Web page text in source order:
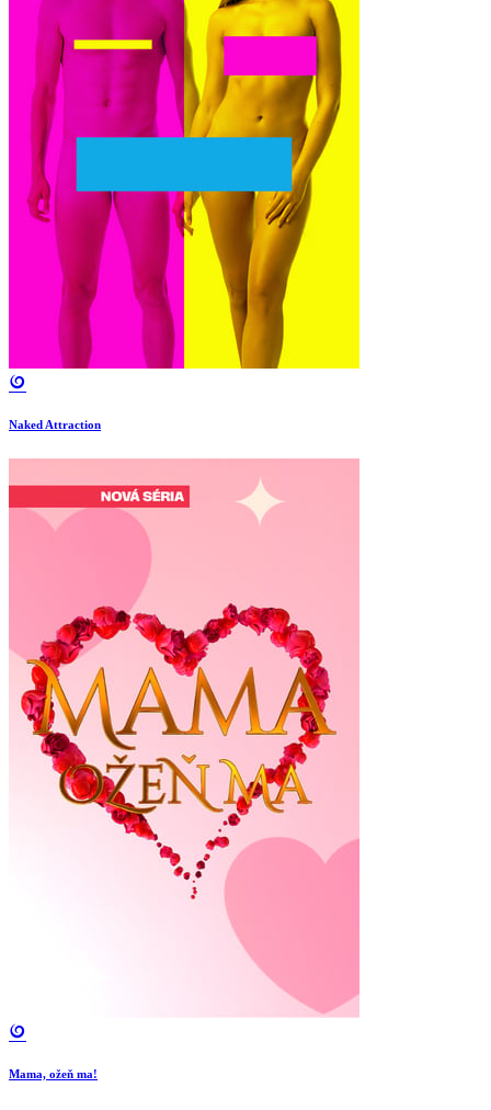
Naked Attraction
Mama, ožeň ma!